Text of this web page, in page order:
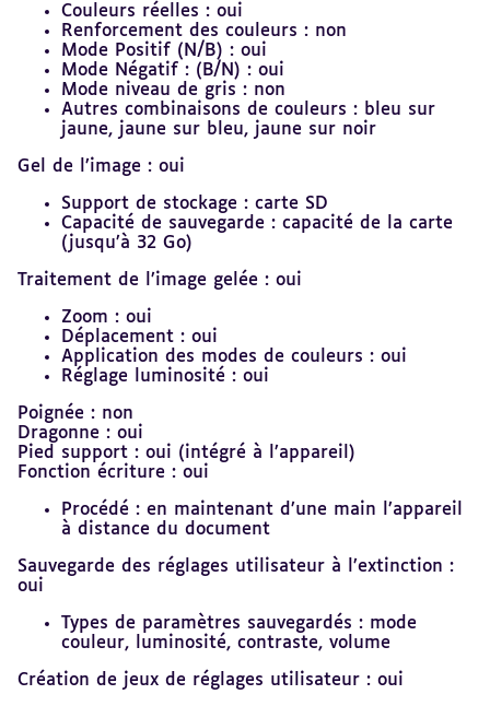
Couleurs réelles : oui
Renforcement des couleurs : non
Mode Positif (N/B) : oui
Mode Négatif : (B/N) : oui
Mode niveau de gris : non
Autres combinaisons de couleurs : bleu sur
jaune, jaune sur bleu, jaune sur noir
Gel de l’image : oui
Support de stockage : carte SD
Capacité de sauvegarde : capacité de la carte
(jusqu’à 32 Go)
Traitement de l’image gelée : oui
Zoom : oui
Déplacement : oui
Application des modes de couleurs : oui
Réglage luminosité : oui
Poignée : non
Dragonne : oui
Pied support : oui (intégré à l’appareil)
Fonction écriture : oui
Procédé : en maintenant d’une main l’appareil
à distance du document
Sauvegarde des réglages utilisateur à l’extinction :
oui
Types de paramètres sauvegardés : mode
couleur, luminosité, contraste, volume
Création de jeux de réglages utilisateur : oui